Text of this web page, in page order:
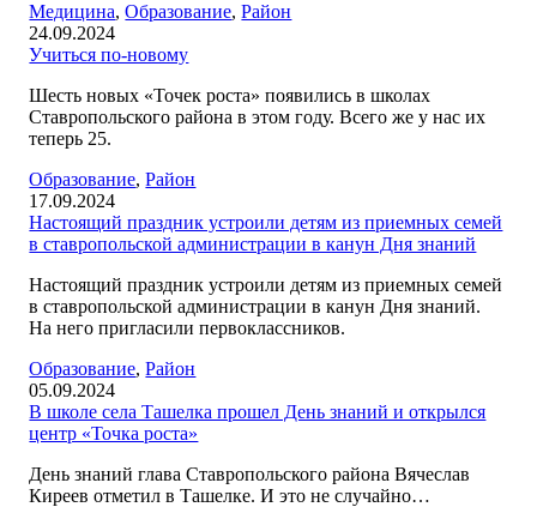
Медицина,Образование,Район
24.09.2024
Учиться по-новому
Шесть новых «Точек роста» появились в школах
Ставропольского района в этом году. Всего же у нас их
теперь 25.
Образование,Район
17.09.2024
Настоящий праздник устроили детям из приемных семей
в ставропольской администрации в канун Дня знаний
Настоящий праздник устроили детям из приемных семей
в ставропольской администрации в канун Дня знаний.
На него пригласили первоклассников.
Образование,Район
05.09.2024
В школе села Ташелка прошел День знаний и открылся
центр «Точка роста»
День знаний глава Ставропольского района Вячеслав
Киреев отметил в Ташелке. И это не случайно…